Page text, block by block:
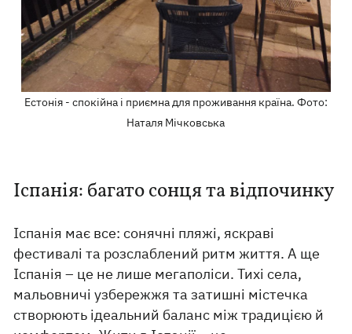
Естонія - спокійна і приємна для проживання країна. Фото:
Наталя Мічковська
Іспанія: багато сонця та відпочинку
Іспанія має все: сонячні пляжі, яскраві
фестивалі та розслаблений ритм життя. А ще
Іспанія – це не лише мегаполіси. Тихі села,
мальовничі узбережжя та затишні містечка
створюють ідеальний баланс між традицією й